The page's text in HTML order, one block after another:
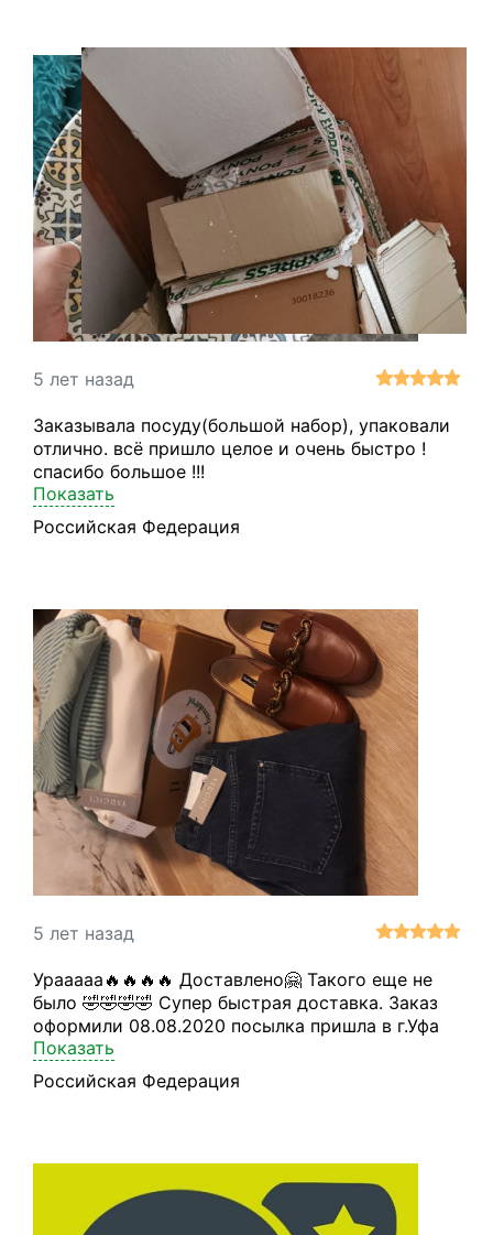
5 лет назад
Заказывала посуду(большой набор), упаковали
отлично. всё пришло целое и очень быстро !
спасибо большое !!!
Показать
Российская Федерация
5 лет назад
Урааааа🔥🔥🔥🔥 Доставлено🤗 Такого еще не
было 🤣🤣🤣🤣 Супер быстрая доставка. Заказ
оформили 08.08.2020 посылка пришла в г.Уфа
20.08.2020. Благодарю всю команду e-banderol
за работу, вопрос- ответ все четко. Желаю вам
удачи и успехов.
Показать
Российская Федерация